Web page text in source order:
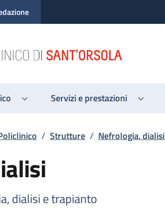
Servizi e prestazioni
di pane
/ Strutture / Nefrologia,
dialisi e trapianto